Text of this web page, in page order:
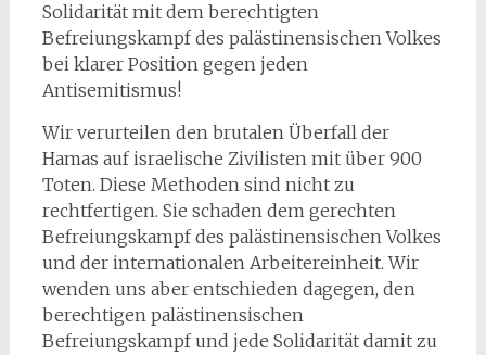
Solidarität mit dem berechtigten
Befreiungskampf des palästinensischen Volkes
bei klarer Position gegen jeden
Antisemitismus!
Wir verurteilen den brutalen Überfall der
Hamas auf israelische Zivilisten mit über 900
Toten. Diese Methoden sind nicht zu
rechtfertigen. Sie schaden dem gerechten
Befreiungskampf des palästinensischen Volkes
und der internationalen Arbeitereinheit. Wir
wenden uns aber entschieden dagegen, den
berechtigen palästinensischen
Befreiungskampf und jede Solidarität damit zu